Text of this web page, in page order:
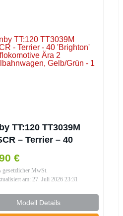
TT:120 TT3039M
– Terrier – 40
Dampflokomotive
Modellbahnwagen,
€
gesetzlicher MwSt.
am: 27. Juli 2026 23:31
Modell Details